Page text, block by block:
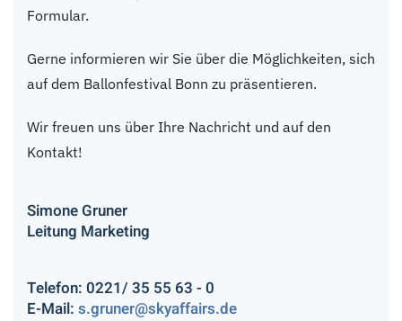
Formular.
Gerne informieren wir Sie über die Möglichkeiten, sich
auf dem Ballonfestival Bonn zu präsentieren.
Wir freuen uns über Ihre Nachricht und auf den
Kontakt!
Simone Gruner
Leitung Marketing
Telefon: 0221/ 35 55 63 - 0
E-Mail: s.gruner@skyaffairs.de